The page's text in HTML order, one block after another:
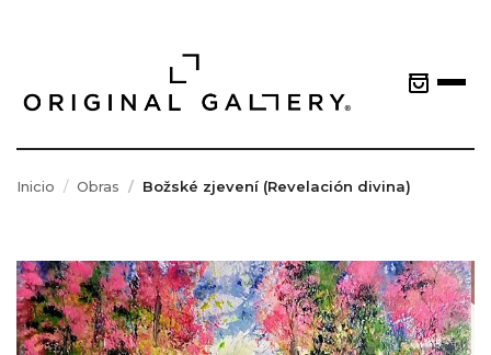
Inicio Obras Božské zjevení (Revelación divina)